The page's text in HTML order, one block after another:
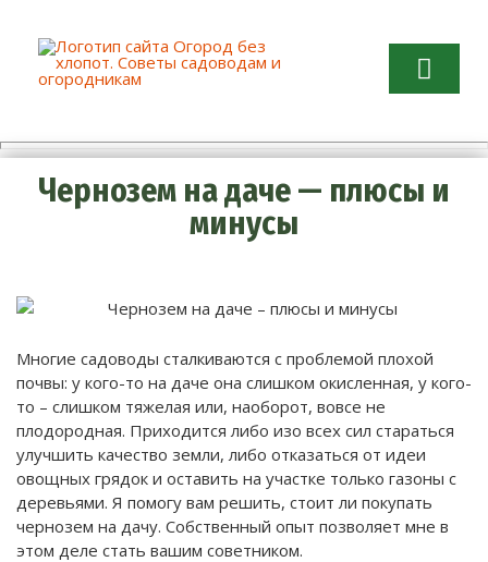
садоводам и огородникам
Чернозем на даче — плюсы и
минусы
Многие садоводы сталкиваются с проблемой плохой
почвы: у кого-то на даче она слишком окисленная, у кого-
то – слишком тяжелая или, наоборот, вовсе не
плодородная. Приходится либо изо всех сил стараться
улучшить качество земли, либо отказаться от идеи
овощных грядок и оставить на участке только газоны с
деревьями. Я помогу вам решить, стоит ли покупать
чернозем на дачу. Собственный опыт позволяет мне в
этом деле стать вашим советником.